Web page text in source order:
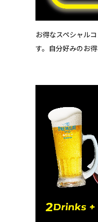
お得なスペシャル
す。自分好みのお